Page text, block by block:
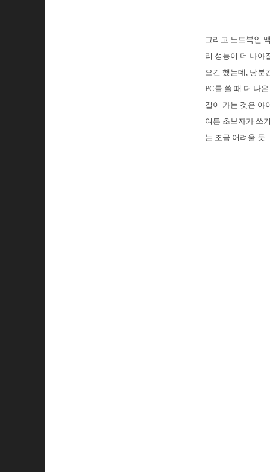
그리고 노트북인
리 성능이 더 나아
오긴 했는데, 당분
PC를 쓸 때 더 나
길이 가는 것은 아
여튼 초보자가 쓰
는 조금 어려울 듯